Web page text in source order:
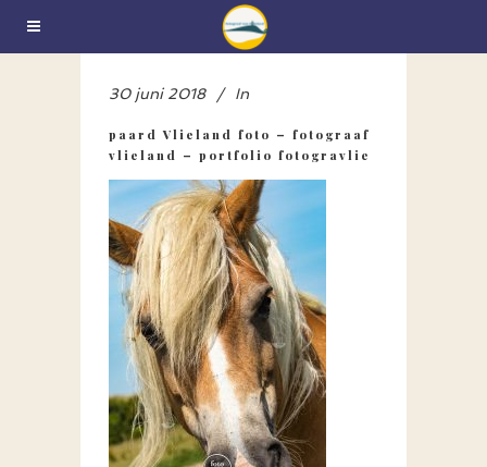
30 juni 2018 In
paard Vlieland foto – fotograaf
vlieland – portfolio fotogravlie